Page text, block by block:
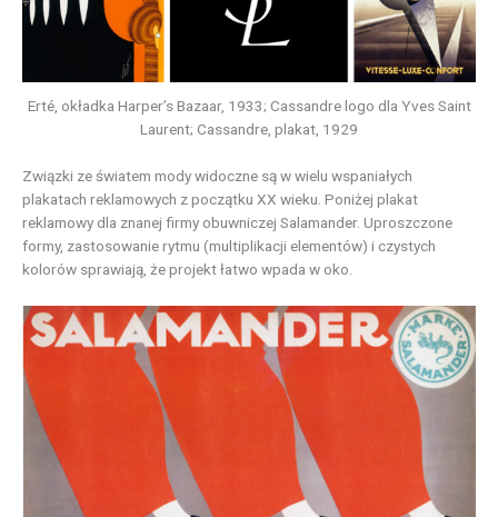
Erté, okładka Harper’s Bazaar, 1933; Cassandre logo dla Yves Saint
Laurent; Cassandre, plakat, 1929
Związki ze światem mody widoczne są w wielu wspaniałych
plakatach reklamowych z początku XX wieku. Poniżej plakat
reklamowy dla znanej firmy obuwniczej Salamander. Uproszczone
formy, zastosowanie rytmu (multiplikacji elementów) i czystych
kolorów sprawiają, że projekt łatwo wpada w oko.